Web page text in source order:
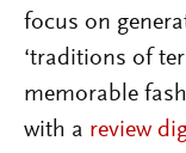
focus on
‘traditions of
memorable
with a review